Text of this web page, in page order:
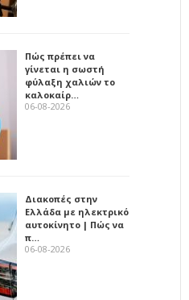
Πώς πρέπει να
γίνεται η σωστή
φύλαξη χαλιών το
καλοκαίρ…
06-08-2026
Διακοπές στην
Ελλάδα με ηλεκτρικό
αυτοκίνητο | Πώς να
π…
06-08-2026